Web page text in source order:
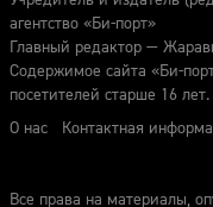
агентство «Би-порт»
Главный редактор —
Содержимое сайта «Би-
посетителей старше 16 лет.
О нас
Контактная
Все права на материалы,